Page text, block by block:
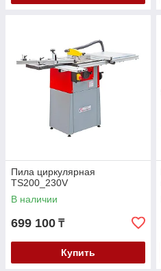
Пила циркулярная
TS200_230V
В наличии
699 100 ₸
Купить